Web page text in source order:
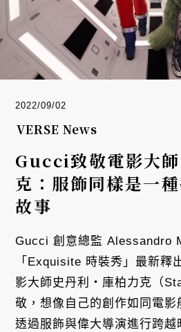
2022/09/02
VERSE News
Gucci致敬電影大
克：服飾同樣是一
故事
Gucci 創意總監 Alessandro
「Exquisite 時裝秀」最新釋
影大師史丹利・庫柏力克（
敬，想像自己的創作如同電影
透過服飾與偉大導演進行跨